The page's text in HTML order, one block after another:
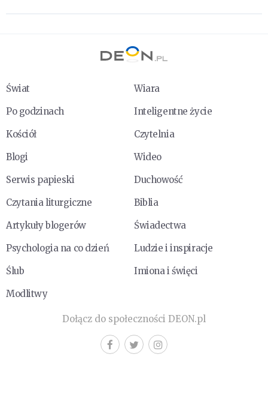
Świat
Wiara
Po godzinach
Inteligentne życie
Kościół
Czytelnia
Blogi
Wideo
Serwis papieski
Duchowość
Czytania liturgiczne
Biblia
Artykuły blogerów
Świadectwa
Psychologia na co dzień
Ludzie i inspiracje
Ślub
Imiona i święci
Modlitwy
Dołącz do społeczności DEON.pl